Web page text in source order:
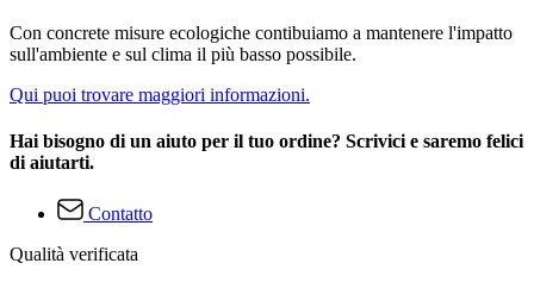
Con concrete misure ecologiche contibuiamo a mantenere l'impatto
sull'ambiente e sul clima il più basso possibile.
Qui puoi trovare maggiori informazioni.
Hai bisogno di un aiuto per il tuo ordine? Scrivici e saremo felici
di aiutarti.
Contatto
Qualità verificata